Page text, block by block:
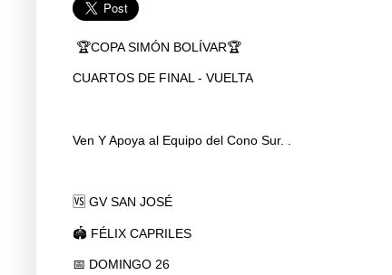
🏆COPA SIMÓN BOLÍVAR🏆
CUARTOS DE FINAL - VUELTA
Ven Y Apoya al Equipo del Cono Sur. .
🆚 GV SAN JOSÉ
🏟️ FÉLIX CAPRILES
📅 DOMINGO 26